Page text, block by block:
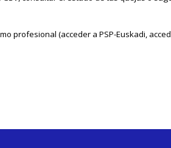
profesional (acceder a PSP-Euskadi,